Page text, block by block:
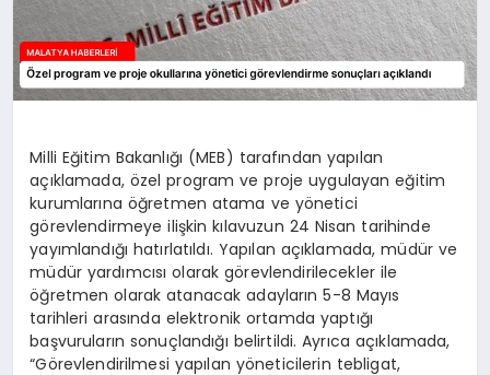
TEKNOLOJI
Milli Eğitim Bakanlığı (MEB) tarafından yapılan
açıklamada, özel program ve proje uygulayan eğitim
kurumlarına öğretmen atama ve yönetici
görevlendirmeye ilişkin kılavuzun 24 Nisan tarihinde
yayımlandığı hatırlatıldı. Yapılan açıklamada, müdür ve
müdür yardımcısı olarak görevlendirilecekler ile
öğretmen olarak atanacak adayların 5-8 Mayıs
tarihleri arasında elektronik ortamda yaptığı
başvuruların sonuçlandığı belirtildi. Ayrıca açıklamada,
“Görevlendirilmesi yapılan yöneticilerin tebligat,